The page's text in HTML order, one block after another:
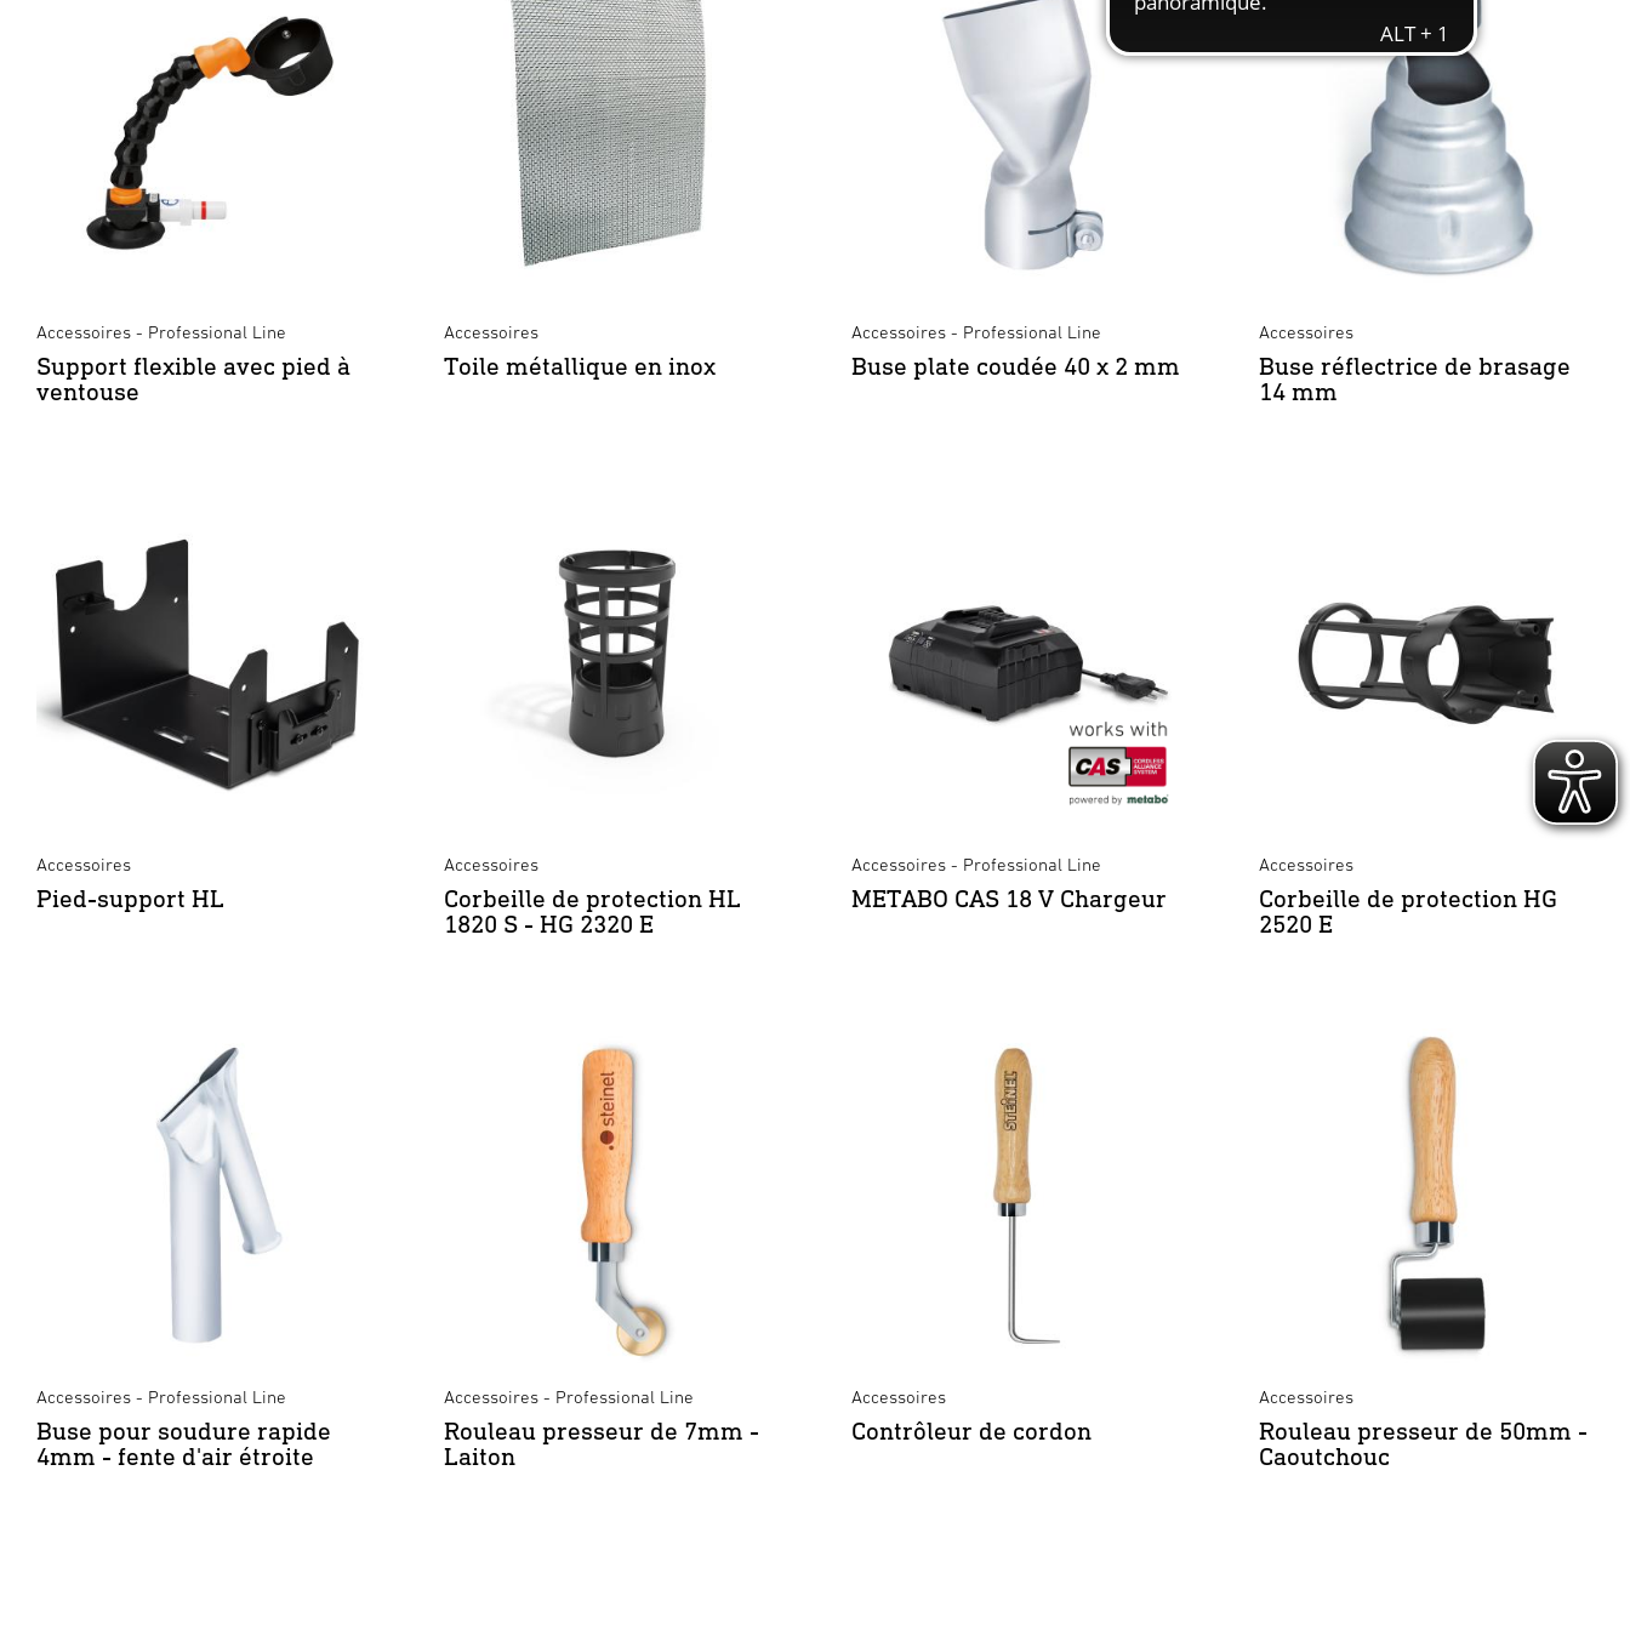
Accessoires - Professional Line
Support flexible avec pied à
ventouse
Accessoires
Toile métallique en inox
Accessoires - Professional Line
Buse plate coudée 40 x 2 mm
Accessoires
Buse réflectrice de brasage
14 mm
Accessoires
Pied-support HL
Accessoires
Corbeille de protection HL
1820 S - HG 2320 E
Accessoires - Professional Line
METABO CAS 18 V Chargeur
Accessoires
Corbeille de protection HG
2520 E
Accessoires - Professional Line
Buse pour soudure rapide
4mm - fente d'air étroite
Accessoires - Professional Line
Rouleau presseur de 7mm -
Laiton
Accessoires
Contrôleur de cordon
Accessoires
Rouleau presseur de 50mm -
Caoutchouc